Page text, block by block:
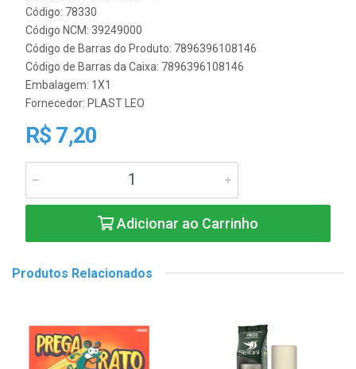
Código: 78330
Código NCM: 39249000
Código de Barras do Produto: 7896396108146
Código de Barras da Caixa: 7896396108146
Embalagem: 1X1
Fornecedor: PLAST LEO
R$ 7,20
Adicionar ao Carrinho
Produtos Relacionados